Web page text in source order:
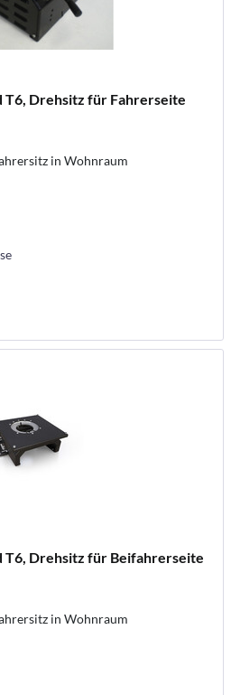
T6, Drehsitz für Fahrerseite
in Wohnraum
T6, Drehsitz für Beifahrerseite
in Wohnraum